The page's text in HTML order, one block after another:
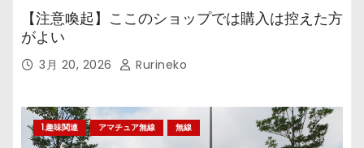
【注意喚起】ここのショップでは購入は控えた方
がよい
3月 20, 2026 Rurineko
1.趣味関連 アマチュア無線 無線